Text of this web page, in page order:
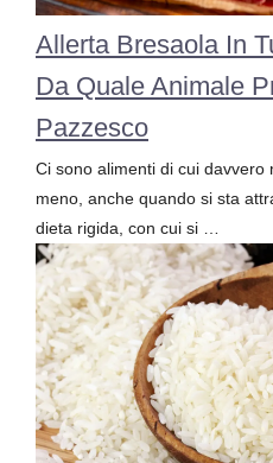
Allerta Bresaola In
Da Quale Animale
Pazzesco
Ci sono alimenti di cui davvero
meno, anche quando si sta
dieta rigida, con cui si …